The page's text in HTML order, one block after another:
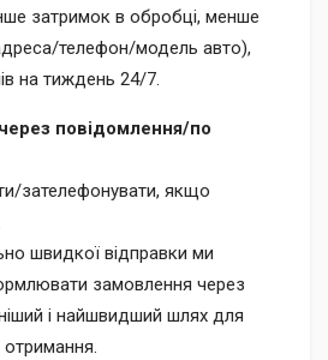
затримок в обробці, менше
телефон/модель авто),
на тиждень 24/7.
повідомлення/по
зателефонувати, якщо
швидкої відправки ми
замовлення через
і найшвидший шлях для